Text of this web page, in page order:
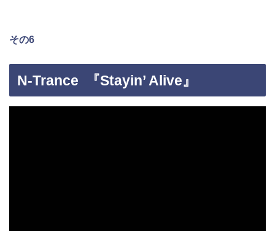
その6
N-Trance 『Stayin’ Alive』